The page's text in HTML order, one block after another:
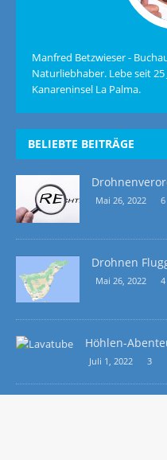
Manfred Betzwieser -
Naturliebhaber. Lebe seit
Kanareninsel La Palma.
BELIEBTE BEITRÄGE
Mai 26, 2022 6
Drohnen
Mai 26, 2022 4
Höhlen-
Juli 1, 2022 3